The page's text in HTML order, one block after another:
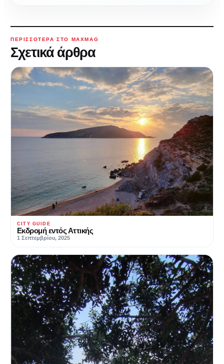
ΠΕΡΙΣΣΌΤΕΡΑ ΣΤΟ MAXMAG
Σχετικά άρθρα
CITY GUIDE
Εκδρομή εντός Αττικής
1 Σεπτεμβρίου, 2025